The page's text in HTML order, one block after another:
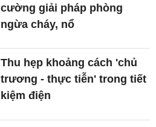
cường giải pháp phòng
ngừa cháy, nổ
Thu hẹp khoảng cách 'chủ
trương - thực tiễn' trong tiết
kiệm điện